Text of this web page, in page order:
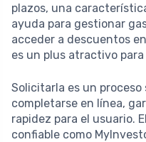
plazos, una
ayuda para gestionar
acceder a descuentos
es un plus atractivo para
Solicitarla es un
completarse en línea,
rapidez para el usuario.
confiable como